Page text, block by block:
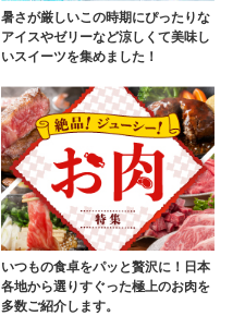
暑さが厳しいこの時期にぴったりな
アイスやゼリーなど涼しくて美味し
いスイーツを集めました！
いつもの食卓をパッと贅沢に！日本
各地から選りすぐった極上のお肉を
多数ご紹介します。